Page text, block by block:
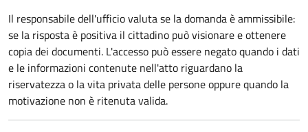
Il responsabile dell'ufficio valuta se la domanda è ammissibile:
se la risposta è positiva il cittadino può visionare e ottenere
copia dei documenti. L'accesso può essere negato quando i dati
e le informazioni contenute nell'atto riguardano la
riservatezza o la vita privata delle persone oppure quando la
motivazione non è ritenuta valida.